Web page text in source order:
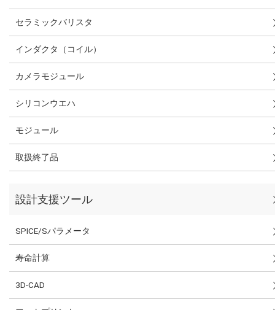
セラミックバリスタ
インダクタ（コイル）
カメラモジュール
シリコンウエハ
モジュール
取扱終了品
設計支援ツール
SPICE/Sパラメータ
寿命計算
3D-CAD